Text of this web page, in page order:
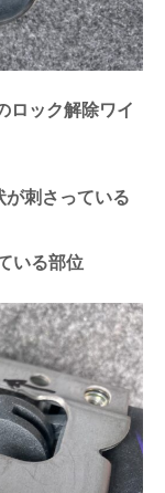
ロック解除ワイ
刺さっている
いる部位